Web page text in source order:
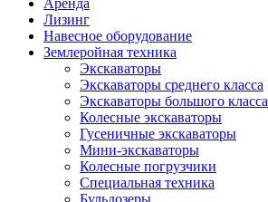
Аренда
Лизинг
Навесное оборудование
Землеройная техника
Экскаваторы
Экскаваторы среднего класса
Экскаваторы большого класса
Колесные экскаваторы
Гусеничные экскаваторы
Мини-экскаваторы
Колесные погрузчики
Специальная техника
Бульдозеры